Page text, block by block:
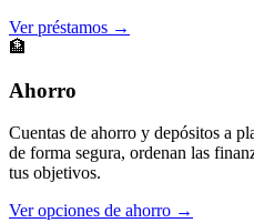
Ver préstamos →
🏦
Ahorro
Cuentas de ahorro y depósitos a
de forma segura, ordenan las
tus objetivos.
Ver opciones de ahorro →